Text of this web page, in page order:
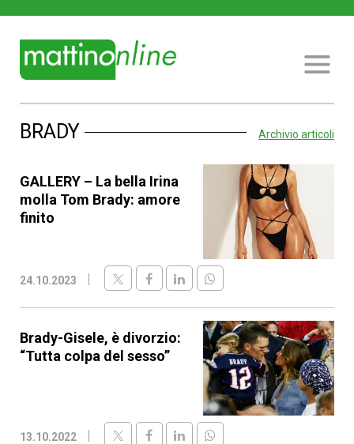
BRADY Archivio articoli
GALLERY – La bella Irina
molla Tom Brady: amore
finito
24.10.2023
Brady-Gisele, è divorzio:
“Tutta colpa del sesso”
13.10.2022